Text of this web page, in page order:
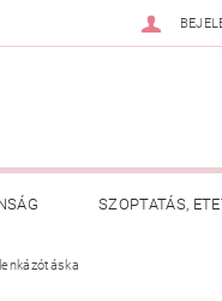
SZOPTATÁS,